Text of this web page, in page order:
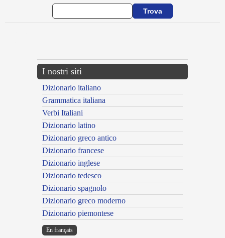
I nostri siti
Dizionario italiano
Grammatica italiana
Verbi Italiani
Dizionario latino
Dizionario greco antico
Dizionario francese
Dizionario inglese
Dizionario tedesco
Dizionario spagnolo
Dizionario greco moderno
Dizionario piemontese
En français